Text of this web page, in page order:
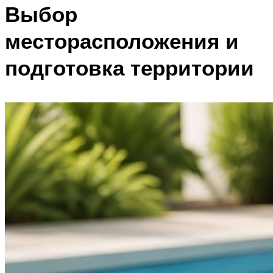
Выбор
месторасположения и
подготовка территории